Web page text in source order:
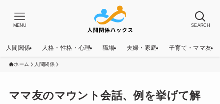
SEARCH
MENU
人間関係 人格・性格・心理 職場 夫婦・家庭 子育て・ママ友
ホーム 人間関係
ママ友のマウント会話、例を挙げて解